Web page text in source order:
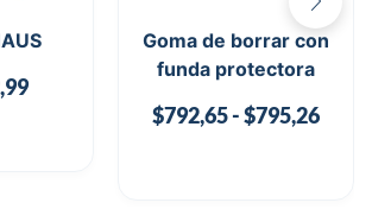
Goma de borrar con
funda protectora
$792,65-$795,26